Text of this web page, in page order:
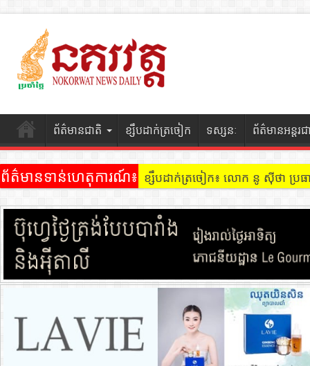
ព័ត៌មានជាតិ ខ្សឹបដាក់ត្រចៀក ទស្សនៈ ព័ត៌មានអន្តរជ
ព័ត៌មានទាន់ហេតុការណ៍៖ ខ្សឹបដាក់ត្រចៀក៖ លោក នូ សុីថា ប្រធា
ខ្សឹបដាក់ត្រចៀក ៖ អគារ Sky 31